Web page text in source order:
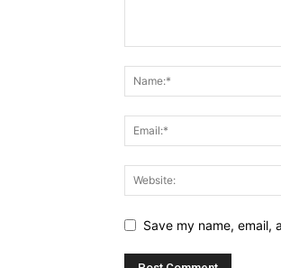
Save my name, email,